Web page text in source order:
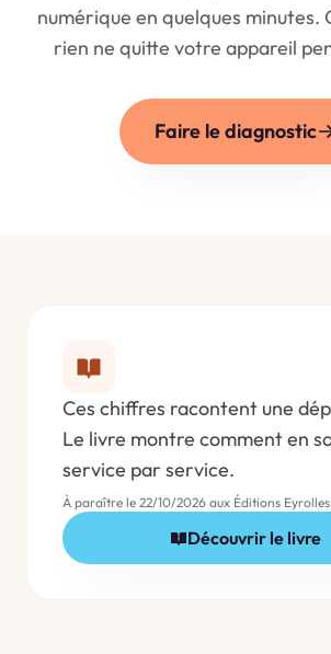
numérique en quelques minutes.
rien ne quitte votre appareil
Faire le diagnostic
Ces chiffres racontent une
Le livre montre comment en
service par service.
À paraître le 22/10/2026 aux Éditions Eyrolles
Découvrir le livre